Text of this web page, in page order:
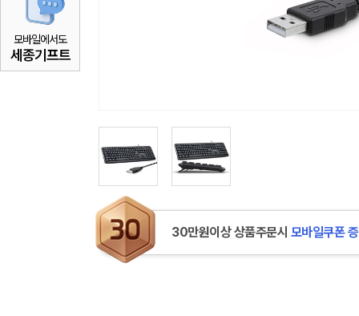
모바일에서도
세종기프트
30만원이상 상품주문시 모바일쿠폰